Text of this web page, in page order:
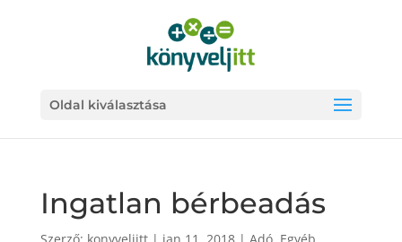
Oldal kiválasztása
Ingatlan bérbeadás